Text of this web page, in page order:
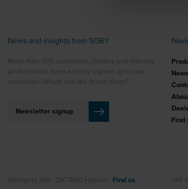
News and insights from SOBY
More than 500 customers, dealers and industry
professionals have already signed up for our
newsletter. Would you like to join them?
Newsletter signup
News
Find
Viborgvej 306 · DK-7840 Højslev · Find us +45